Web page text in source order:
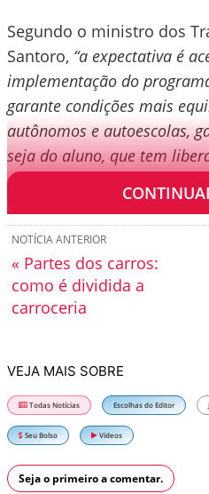
Segundo o ministro dos
Santoro, “a expectativa é
implementação do
garante condições mais
autônomos e autoescolas,
seja do aluno, que tem
quem vai aprender a dirigir”
NOTÍCIA ANTERIOR
« Partes dos carros:
como é dividida a
carroceria
VEJA MAIS SOBRE
Todas Notícias Escolhas do Editor
Seu Bolso Vídeos
Seja o primeiro a comentar.